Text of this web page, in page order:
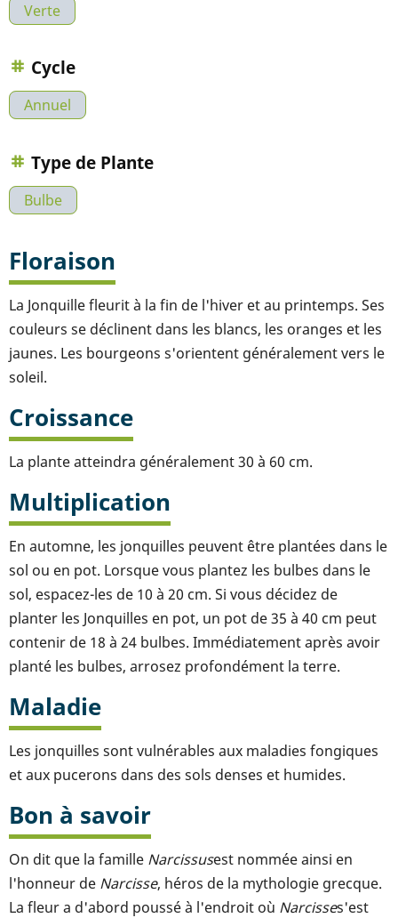
Verte
Cycle
Annuel
Type de Plante
Bulbe
Floraison
La Jonquille fleurit à la fin de l'hiver et au printemps. Ses
couleurs se déclinent dans les blancs, les oranges et les
jaunes. Les bourgeons s'orientent généralement vers le
soleil.
Croissance
La plante atteindra généralement 30 à 60 cm.
Multiplication
En automne, les jonquilles peuvent être plantées dans le
sol ou en pot. Lorsque vous plantez les bulbes dans le
sol, espacez-les de 10 à 20 cm. Si vous décidez de
planter les Jonquilles en pot, un pot de 35 à 40 cm peut
contenir de 18 à 24 bulbes. Immédiatement après avoir
planté les bulbes, arrosez profondément la terre.
Maladie
Les jonquilles sont vulnérables aux maladies fongiques
et aux pucerons dans des sols denses et humides.
Bon à savoir
On dit que la famille Narcissusest nommée ainsi en
l'honneur de Narcisse, héros de la mythologie grecque.
La fleur a d'abord poussé à l'endroit où Narcisses'est